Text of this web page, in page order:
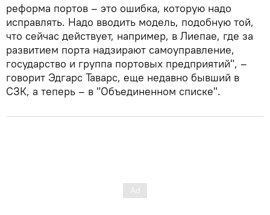
реформа портов – это ошибка, которую надо
исправлять. Надо вводить модель, подобную той,
что сейчас действует, например, в Лиепае, где за
развитием порта надзирают самоуправление,
государство и группа портовых предприятий", –
говорит Эдгарс Таварс, еще недавно бывший в
СЗК, а теперь – в "Объединенном списке".